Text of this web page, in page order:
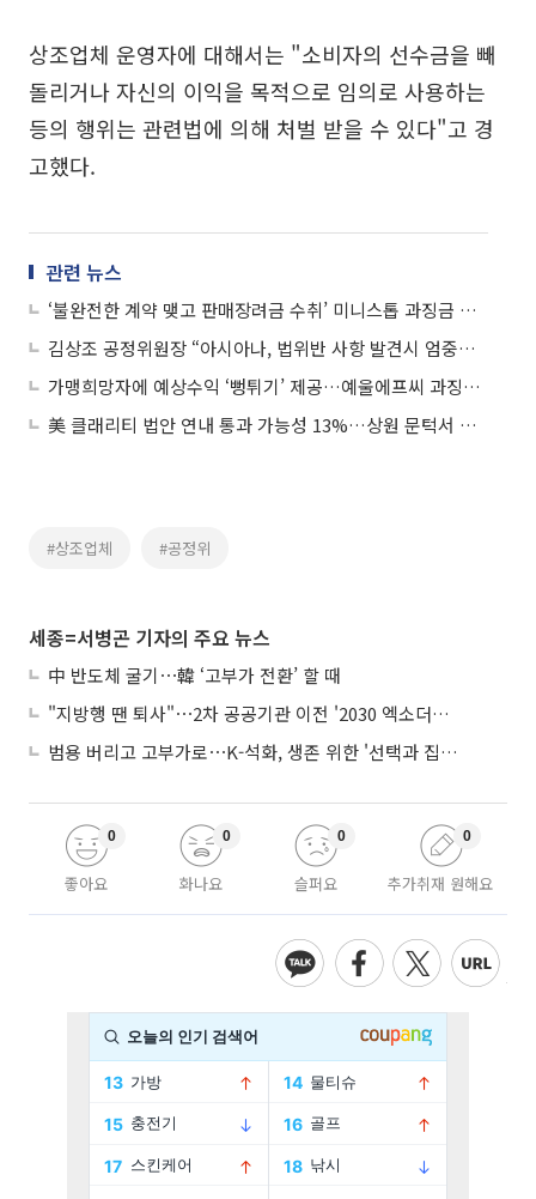
상조업체 운영자에 대해서는 "소비자의 선수금을 빼
돌리거나 자신의 이익을 목적으로 임의로 사용하는
등의 행위는 관련법에 의해 처벌 받을 수 있다"고 경
고했다.
관련 뉴스
‘불완전한 계약 맺고 판매장려금 수취’ 미니스톱 과징금 철퇴
김상조 공정위원장 “아시아나, 법위반 사항 발견시 엄중조처할 것”
가맹희망자에 예상수익 ‘뻥튀기’ 제공…예울에프씨 과징금 철퇴
美 클래리티 법안 연내 통과 가능성 13%…상원 문턱서 제동
#상조업체 #공정위
세종=서병곤 기자의 주요 뉴스
中 반도체 굴기⋯韓 ‘고부가 전환’ 할 때
"지방행 땐 퇴사"⋯2차 공공기관 이전 '2030 엑소더스' 뇌관
범용 버리고 고부가로⋯K-석화, 생존 위한 '선택과 집중'
좋아요
0
화나요
0
슬퍼요
0
추가취재 원해요
0